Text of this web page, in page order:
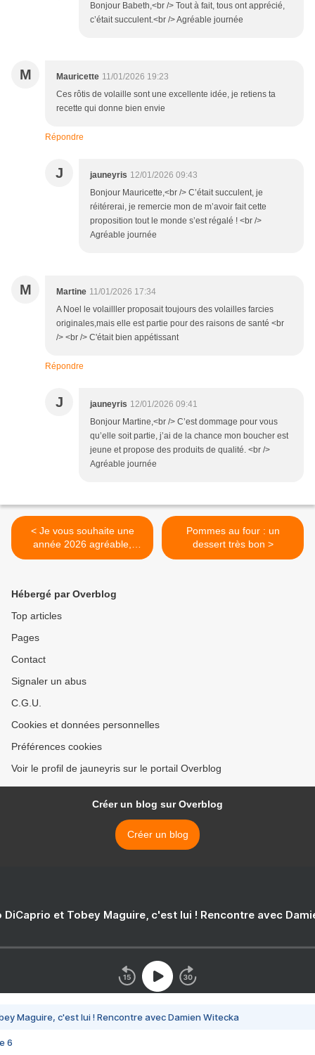
Bonjour Babeth,<br /> Tout à fait, tous ont apprécié,
c’était succulent.<br /> Agréable journée
M Mauricette 11/01/2026 19:23
Ces rôtis de volaille sont une excellente idée, je retiens ta
recette qui donne bien envie
Répondre
J jauneyris 12/01/2026 09:43
Bonjour Mauricette,<br /> C’était succulent, je
réitérerai, je remercie mon de m’avoir fait cette
proposition tout le monde s’est régalé ! <br />
Agréable journée
M Martine 11/01/2026 17:34
A Noel le volailller proposait toujours des volailles farcies
originales,mais elle est partie pour des raisons de santé <br
/> <br /> C'était bien appétissant
Répondre
J jauneyris 12/01/2026 09:41
Bonjour Martine,<br /> C’est dommage pour vous
qu’elle soit partie, j’ai de la chance mon boucher est
jeune et propose des produits de qualité. <br />
Agréable journée
< Je vous souhaite une
année 2026 agréable,
chaleureuse....
Pommes au four : un
dessert très bon >
Hébergé par Overblog
Top articles
Pages
Contact
Signaler un abus
C.G.U.
Cookies et données personnelles
Préférences cookies
Voir le profil de jauneyris sur le portail Overblog
Créer un blog sur Overblog
Créer un blog
DiCaprio et Tobey Maguire, c'est lui ! Rencontre avec
Maguire, c'est lui ! Rencontre avec Damien Witecka
6